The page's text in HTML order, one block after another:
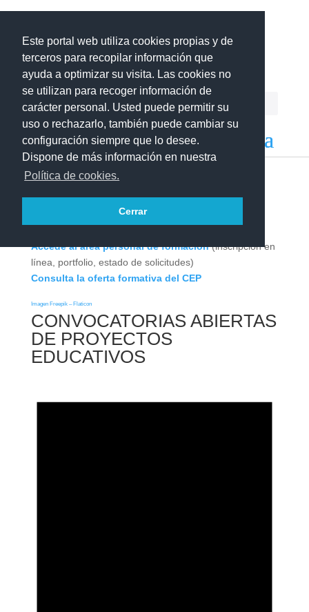
Este portal web utiliza cookies propias y de
terceros para recopilar información que
ayuda a optimizar su visita. Las cookies no
se utilizan para recoger información de
carácter personal. Usted puede permitir su
uso o rechazarlo, también puede cambiar su
configuración siempre que lo desee.
Dispone de más información en nuestra
Política de cookies.
Cerrar
Centro del Profesorado
La Gomera
Formación
Accede al área personal de formación(inscripción en
línea, portfolio, estado de solicitudes)
Consulta la oferta formativa del CEP
Imagen Freepik – Flaticon
CONVOCATORIAS ABIERTAS
DE PROYECTOS
EDUCATIVOS